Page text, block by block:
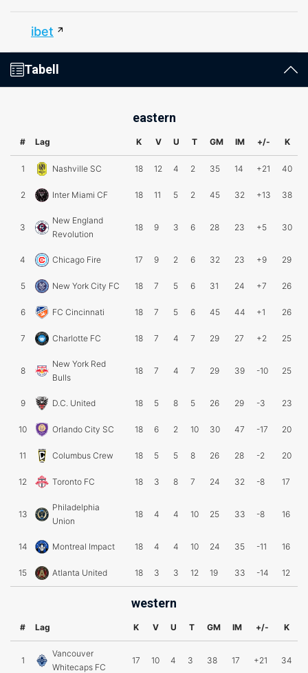
ibet
Tabell
eastern
# Lag K V U T GM IM +/- K
1 Nashville SC 18 12 4 2 35 14 +21 40
2 Inter Miami CF 18 11 5 2 45 32 +13 38
3
New England
Revolution
18 9 3 6 28 23 +5 30
4 Chicago Fire 17 9 2 6 32 23 +9 29
5 New York City FC 18 7 5 6 31 24 +7 26
6 FC Cincinnati 18 7 5 6 45 44 +1 26
7 Charlotte FC 18 7 4 7 29 27 +2 25
8
New York Red
Bulls
18 7 4 7 29 39 -10 25
9 D.C. United 18 5 8 5 26 29 -3 23
10 Orlando City SC 18 6 2 10 30 47 -17 20
11 Columbus Crew 18 5 5 8 26 28 -2 20
12 Toronto FC 18 3 8 7 24 32 -8 17
13
Philadelphia
Union
18 4 4 10 25 33 -8 16
14 Montreal Impact 18 4 4 10 24 35 -11 16
15 Atlanta United 18 3 3 12 19 33 -14 12
western
# Lag K V U T GM IM +/- K
1
Vancouver
Whitecaps FC
17 10 4 3 38 17 +21 34